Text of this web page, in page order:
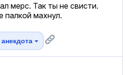
мерс. Так ты не свисти.
махнул.
анекдота